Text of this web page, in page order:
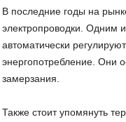
В последние годы на
электропроводки. Одним
автоматически
энергопотребление. Они
замерзания.
Также стоит упомянуть